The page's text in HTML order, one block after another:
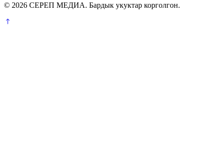
© 2026 СЕРЕП МЕДИА. Бардык укуктар корголгон.